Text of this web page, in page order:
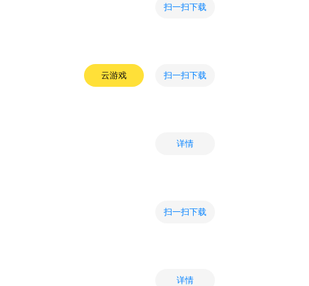
扫一扫下载
云游戏 扫一扫下载
详情
扫一扫下载
详情